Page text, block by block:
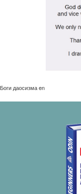
Боги даосизма en